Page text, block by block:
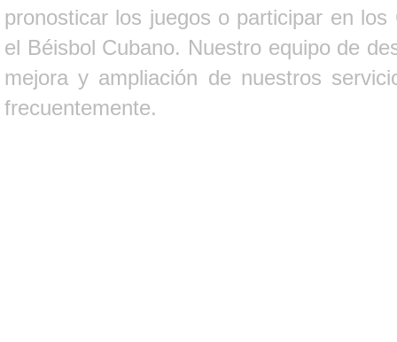
pronosticar los juegos o participar en
el Béisbol Cubano. Nuestro equipo de
mejora y ampliación de nuestros
frecuentemente.